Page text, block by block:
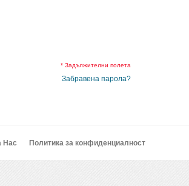
* Задължителни полета
Забравена парола?
Нас Политика за конфиденциалност